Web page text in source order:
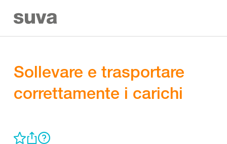
Sollevare e trasportare
correttamente i carichi